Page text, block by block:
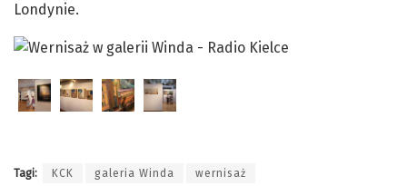
Londynie.
Tagi: KCK galeria Winda wernisaż